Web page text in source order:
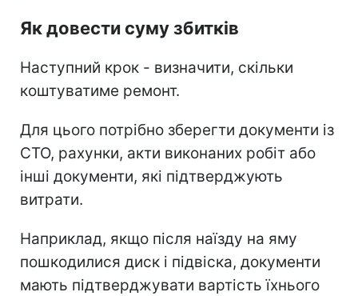
Як довести суму збитків
Наступний крок - визначити, скільки
коштуватиме ремонт.
Для цього потрібно зберегти документи із
СТО, рахунки, акти виконаних робіт або
інші документи, які підтверджують
витрати.
Наприклад, якщо після наїзду на яму
пошкодилися диск і підвіска, документи
мають підтверджувати вартість їхнього